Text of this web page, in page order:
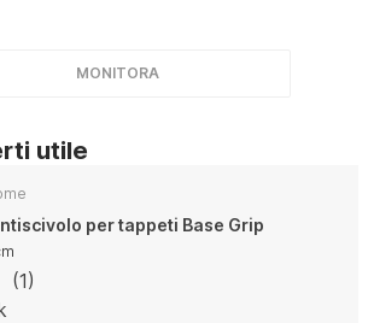
MONITORA
utile
per tappeti Base Grip
(1)